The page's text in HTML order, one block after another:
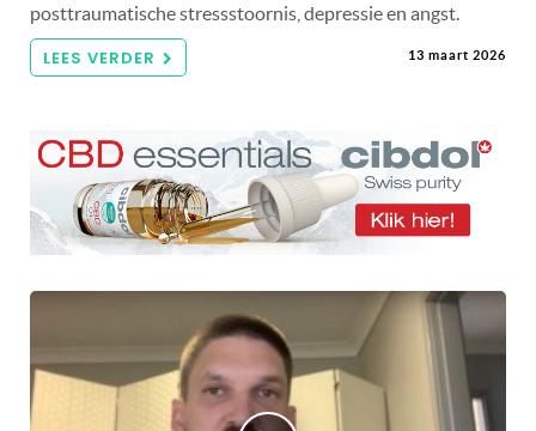
posttraumatische stressstoornis, depressie en angst.
LEES VERDER 13 maart 2026